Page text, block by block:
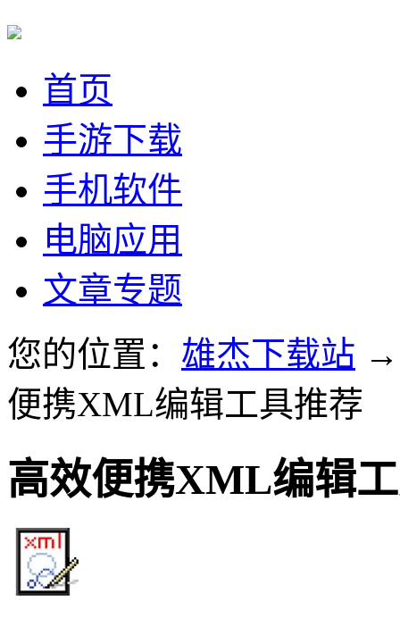
首页
手游下载
手机软件
电脑应用
文章专题
您的位置： 雄杰下载站
便携XML编辑工具推荐
高效便携XML编辑